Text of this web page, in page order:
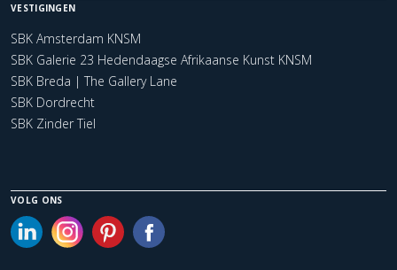
VESTIGINGEN
SBK Amsterdam KNSM
SBK Galerie 23 Hedendaagse Afrikaanse Kunst KNSM
SBK Breda | The Gallery Lane
SBK Dordrecht
SBK Zinder Tiel
VOLG ONS